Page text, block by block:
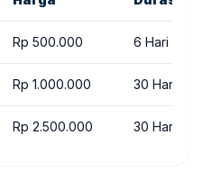
Rp 500.000 6 Hari
Rp 1.000.000 30 Hari
Rp 2.500.000 30 Hari